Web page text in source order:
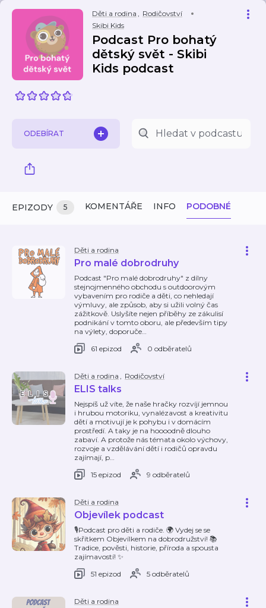
Děti a rodina , Rodičovství
Skibi Kids
Podcast Pro bohatý
dětský svět - Skibi
Kids podcast
ODEBÍRAT
EPIZODY 5 KOMENTÁŘE INFO PODOBNÉ
Děti a rodina
Pro malé dobrodruhy
Podcast "Pro malé dobrodruhy" z dílny
stejnojmenného obchodu s outdoorovým
vybavením pro rodiče a děti, co nehledají
výmluvy, ale způsob, aby si užili volný čas
zážitkově. Uslyšíte nejen příběhy ze zákulisí
podnikání v tomto oboru, ale především tipy
na výlety, doporuče…
61 epizod
0 odběratelů
Děti a rodina , Rodičovství
ELIS talks
Nejspíš už víte, že naše hračky rozvíjí jemnou
i hrubou motoriku, vynalézavost a kreativitu
dětí a motivují je k pohybu i v domácím
prostředí. A taky je na hoooodně dlouho
zabaví. A protože nás témata okolo výchovy,
rozvoje a vzdělávání dětí i rodičů opravdu
zajímají, p…
15 epizod
9 odběratelů
Děti a rodina
Objevílek podcast
🎙Podcast pro děti a rodiče. 🌍 Vydej se se
skřítkem Objevílkem na dobrodružství! 📚
Tradice, pověsti, historie, příroda a spousta
zajímavostí! ✨️
51 epizod
5 odběratelů
Děti a rodina